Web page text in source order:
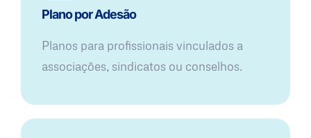
Plano por Adesão
Planos para profissionais vinculados a
associações, sindicatos ou conselhos.